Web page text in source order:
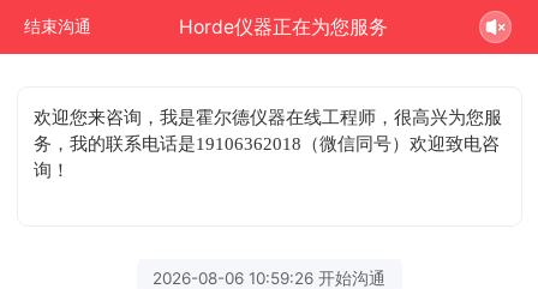
结束沟通 Horde仪器正在为您服务
欢迎您来咨询 ，我是霍尔德仪器在线工程师，很高兴为您服
务，我的联系电话是19106362018（微信同号）欢迎致电咨
询！
2026-08-06 10:59:26 开始沟通